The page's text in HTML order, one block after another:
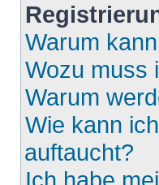
Warum
Wozu muss
Warum
Wie kann
auftaucht?